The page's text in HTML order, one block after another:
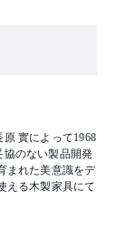
實によって1968
のない製品開発
まれた美意識をデ
える木製家具にて